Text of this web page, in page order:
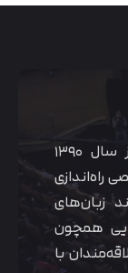
موسسه‌ی آموزشی همیار آکادمی از سال ۱۳۹۰
راه‌اندازی
زبان‌های
همچون
با